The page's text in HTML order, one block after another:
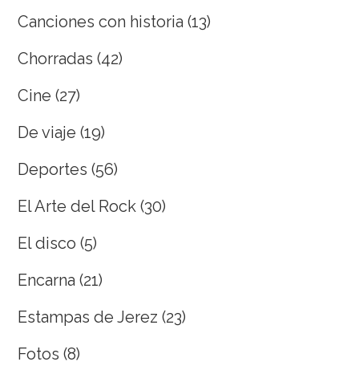
Canciones con historia (13)
Chorradas (42)
Cine (27)
De viaje (19)
Deportes (56)
El Arte del Rock (30)
El disco (5)
Encarna (21)
Estampas de Jerez (23)
Fotos (8)